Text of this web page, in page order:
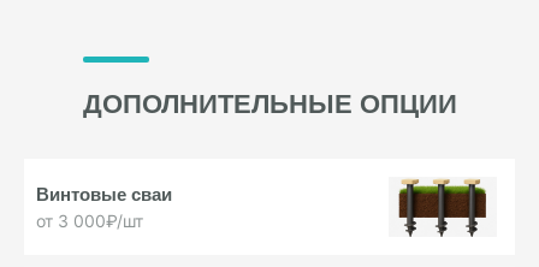
ДОПОЛНИТЕЛЬНЫЕ ОПЦИИ
Винтовые сваи
от 3 000₽/шт